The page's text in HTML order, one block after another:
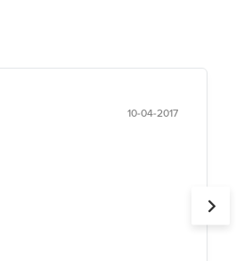
10-04-2017